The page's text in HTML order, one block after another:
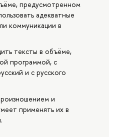
предусмотренном
адекватные
коммуникации в
тексты в объёме,
программой, с
и с русского
и
применять их в